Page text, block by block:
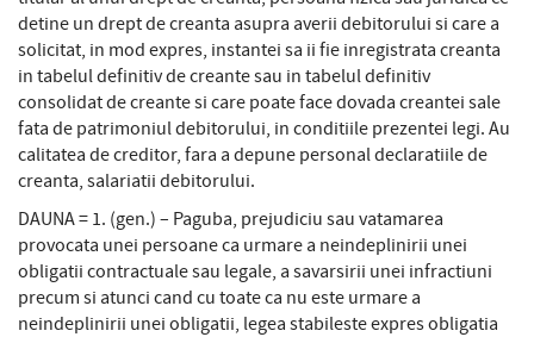
detine un drept de creanta asupra averii debitorului si care a
solicitat, in mod expres, instantei sa ii fie inregistrata creanta
in tabelul definitiv de creante sau in tabelul definitiv
consolidat de creante si care poate face dovada creantei sale
fata de patrimoniul debitorului, in conditiile prezentei legi. Au
calitatea de creditor, fara a depune personal declaratiile de
creanta, salariatii debitorului.
DAUNA = 1. (gen.) – Paguba, prejudiciu sau vatamarea
provocata unei persoane ca urmare a neindeplinirii unei
obligatii contractuale sau legale, a savarsirii unei infractiuni
precum si atunci cand cu toate ca nu este urmare a
neindeplinirii unei obligatii, legea stabileste expres obligatia